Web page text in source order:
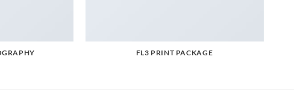
FL3 PRINT PACKAGE